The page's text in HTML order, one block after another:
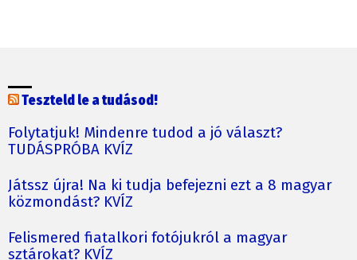
Teszteld le a tudásod!
Folytatjuk! Mindenre tudod a jó választ?
TUDÁSPRÓBA KVÍZ
Játssz újra! Na ki tudja befejezni ezt a 8 magyar
közmondást? KVÍZ
Felismered fiatalkori fotójukról a magyar
sztárokat? KVÍZ